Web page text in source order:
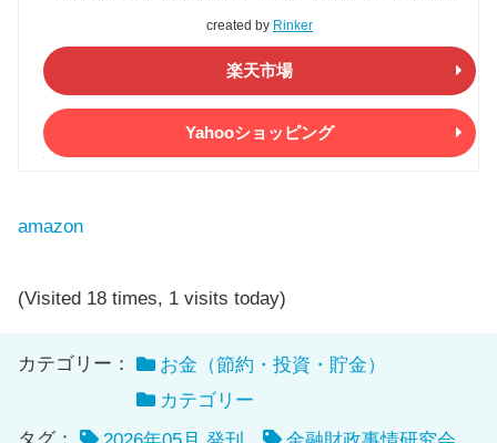
created by Rinker
楽天市場
Yahooショッピング
amazon
(Visited 18 times, 1 visits today)
カテゴリー：
お金（節約・投資・貯金）
カテゴリー